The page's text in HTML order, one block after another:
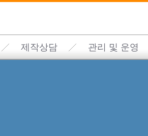
제작상담 관리 및 운영